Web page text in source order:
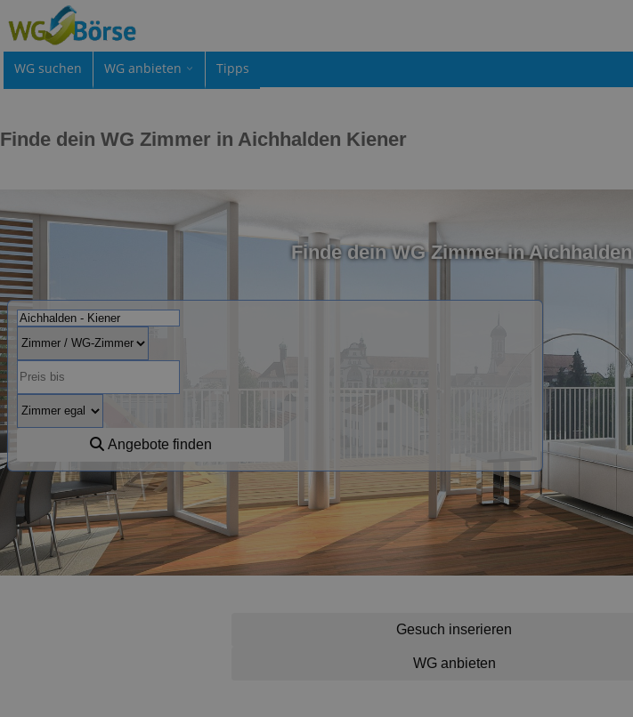
WG suchen WG anbieten Tipps
Finde dein WG Zimmer in Aichhalden Kiener
Finde dein WG Zimmer in Aichhalden
Angebote finden
Gesuch inserieren
WG anbieten